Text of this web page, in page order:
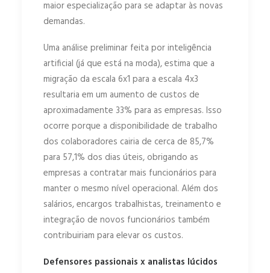
maior especialização para se adaptar às novas
demandas.
Uma análise preliminar feita por inteligência
artificial (já que está na moda), estima que a
migração da escala 6x1 para a escala 4x3
resultaria em um aumento de custos de
aproximadamente 33% para as empresas. Isso
ocorre porque a disponibilidade de trabalho
dos colaboradores cairia de cerca de 85,7%
para 57,1% dos dias úteis, obrigando as
empresas a contratar mais funcionários para
manter o mesmo nível operacional. Além dos
salários, encargos trabalhistas, treinamento e
integração de novos funcionários também
contribuiriam para elevar os custos.
Defensores passionais x analistas lúcidos